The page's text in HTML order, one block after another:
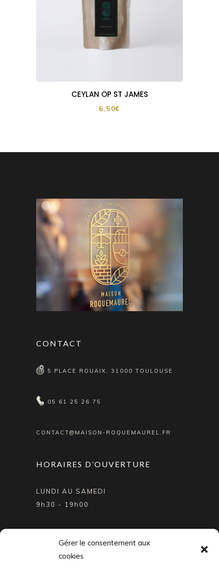
Gérer le consentement aux
cookies
CEYLAN OP ST JAMES
6,50€
CONTACT
5 PLACE ROUAIX, 31000 TOULOUSE
05 61 25 26 75
CONTACT@MAISON-ROQUEMAUREL.FR
HORAIRES D’OUVERTURE
LUNDI AU SAMEDI
9h30 - 19h00